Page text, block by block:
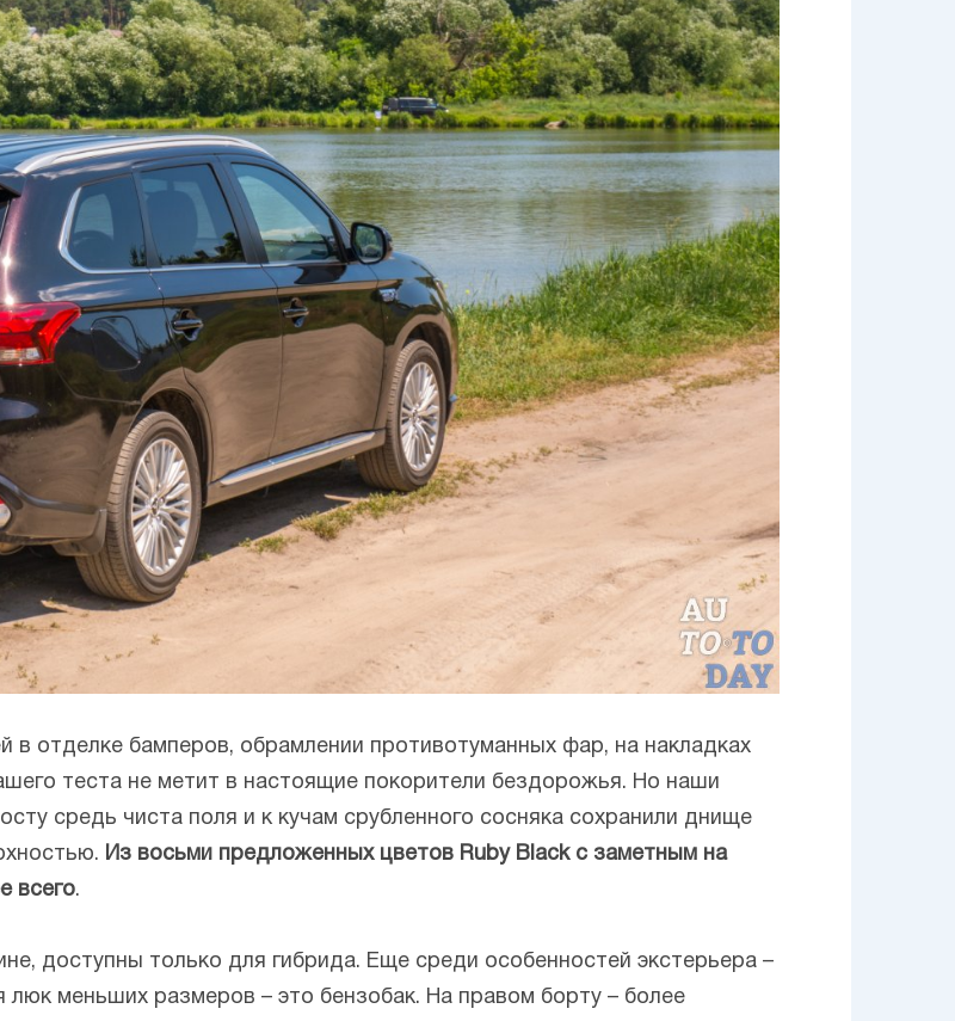
отделке бамперов, обрамлении противотуманных фар, на накладках
теста не метит в настоящие покорители бездорожья. Но наши
средь чиста поля и к кучам срубленного сосняка сохранили днище
Из восьми предложенных цветов Ruby Black с заметным на
всего.
доступны только для гибрида. Еще среди особенностей экстерьера –
меньших размеров – это бензобак. На правом борту – более